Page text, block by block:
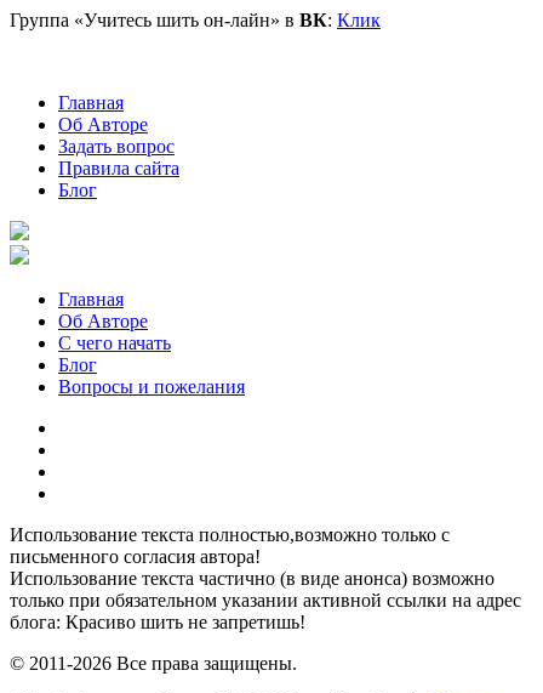
Группа «Учитесь шить он-лайн» в ВК: Клик
Главная
Об Авторе
Задать вопрос
Правила сайта
Блог
Главная
Об Авторе
С чего начать
Блог
Вопросы и пожелания
Использование текста полностью,возможно только с
письменного согласия автора!
Использование текста частично (в виде анонса) возможно
только при обязательном указании активной ссылки на адрес
блога: Красиво шить не запретишь!
© 2011-2026 Все права защищены.